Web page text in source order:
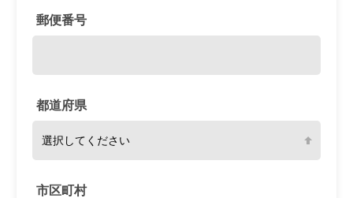
郵便番号
都道府県
市区町村